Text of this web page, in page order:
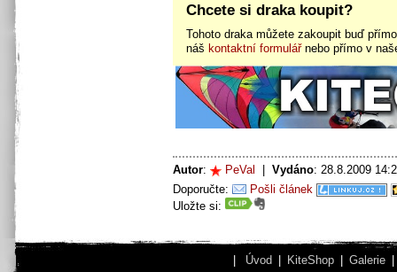
Chcete si draka koupit?
Tohoto draka můžete zakoupit buď
náš kontaktní formulářnebo přímo v
Autor: PeVal Vydáno: 28.8.2009
Doporučte:
Pošli článek
Uložte si:
Úvod KiteShop Galerie